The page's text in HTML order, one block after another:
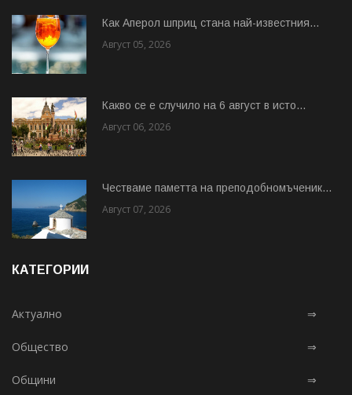
Как Аперол шприц стана най-известния...
Август 05, 2026
Какво се е случило на 6 август в исто...
Август 06, 2026
Честваме паметта на преподобномъченик...
Август 07, 2026
КАТЕГОРИИ
Актуално ⇒
Общество ⇒
Общини ⇒